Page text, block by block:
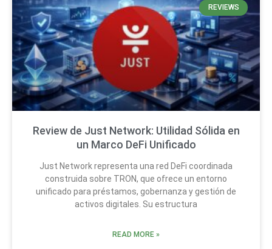
REVIEWS
Review de Just Network: Utilidad Sólida en
un Marco DeFi Unificado
Just Network representa una red DeFi coordinada
construida sobre TRON, que ofrece un entorno
unificado para préstamos, gobernanza y gestión de
activos digitales. Su estructura
READ MORE »